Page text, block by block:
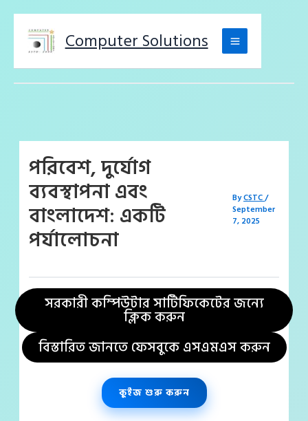
Computer Solutions
পরিবেশ, দুর্যোগ
ব্যবস্থাপনা এবং
বাংলাদেশ: একটি
পর্যালোচনা
ByCSTC/
September
7, 2025
সরকারী কম্পিউটার সার্টিফিকেটের জন্যে
ক্লিক করুন
বিস্তারিত জানতে ফেসবুকে এসএমএস করুন
কুইজ শুরু করুন